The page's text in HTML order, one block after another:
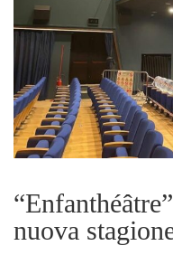
nuova